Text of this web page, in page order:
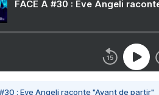
FACE A #30 : Eve Angeli
#30 : Eve Angeli raconte "Avant de partir"